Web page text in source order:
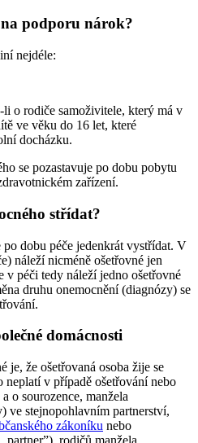
podporu nárok?
nejdéle:
o rodiče samoživitele, který má v
ve věku do 16 let, které
docházku.
se pozastavuje po dobu pobytu
zařízení.
střídat?
dobu péče jedenkrát vystřídat. V
náleží nicméně ošetřovné jen
v péči tedy náleží jedno ošetřovné
druhu onemocnění (diagnózy) se
domácnosti
je, že ošetřovaná osoba žije se
neplatí v případě ošetřování nebo
o sourozence, manžela
ve stejnopohlavním partnerství,
zákoníku nebo
rodičů manžela